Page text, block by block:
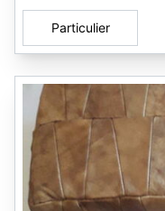
Particulier